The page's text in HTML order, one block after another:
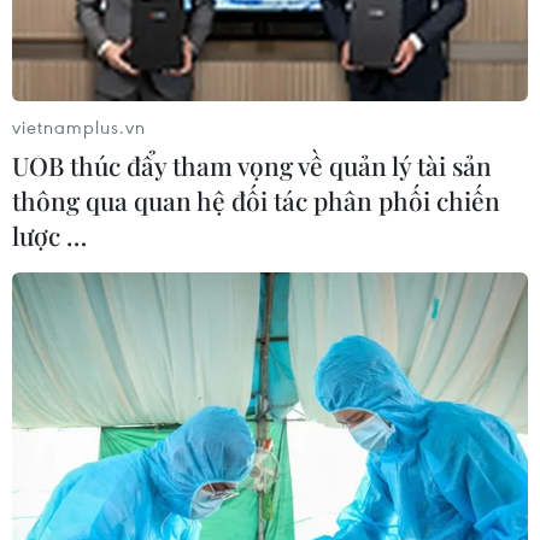
Bình phát đi thông điệp, sẽ xem xét giảm trần
lãi suất tiết kiệm ngoại tệ trong thời gian tới
nhưng mức nào, liều lượng bao nhiêu thì phải
cân nhắc./.
Ngày 27/6, Ngân hàng Nhà nước công bố điều chỉnh tỷ giá bình
quân liên ngân hàng giữa đồng Việt Nam và USD áp dụng cho
ngày 28/06/2013 từ mức 20.828 VND/USD lên 21.036 VND/USD
(mức điều chỉnh 1%). Với biên độ tỷ giá +/-1% so với tỷ giá bình
quân liên ngân hàng, tỷ giá trần là 21.246 VND/USD, tỷ giá sàn là
20.826 VND/USD.
Việc điều chỉnh tỷ giá lần này nhằm thực hiện Nghị quyết 01/NQ-
CP ngày 7/1/2013 về những giải pháp chủ yếu chỉ đạo điều hành
thực hiện Kế hoạch phát triển kinh tế- xã hội và dự toán ngân
vietnamplus.vn
UOB thúc đẩy tham vọng về quản lý tài sản
thông qua quan hệ đối tác phân phối chiến
lược …